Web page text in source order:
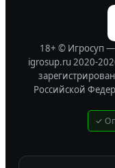
18+ © Игросуп
igrosup.ru 2020-
Российской
✓